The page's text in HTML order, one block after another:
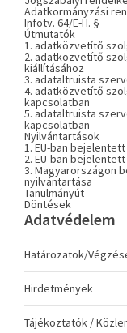
Adatkormányzási
Infotv. 64/E-H. §
Útmutatók
1. adatközvetítő
2. adatközvetítő
kiállításához
3. adataltruista
4. adatközvetítő
kapcsolatban
5. adataltruista
kapcsolatban
Nyilvántartások
1. EU-ban
2. EU-ban
3. Magyarországon
nyilvántartása
Tanulmányút
Döntések
Adatvédelem
Határozatok/
Hirdetmények
Tájékoztatók /